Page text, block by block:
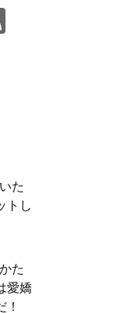
た
トし
た
愛嬌